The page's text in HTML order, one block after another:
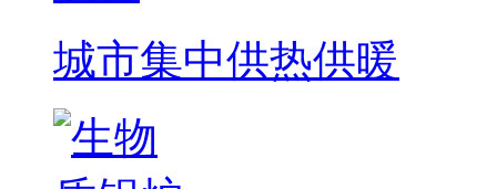
城市集中供热供暖